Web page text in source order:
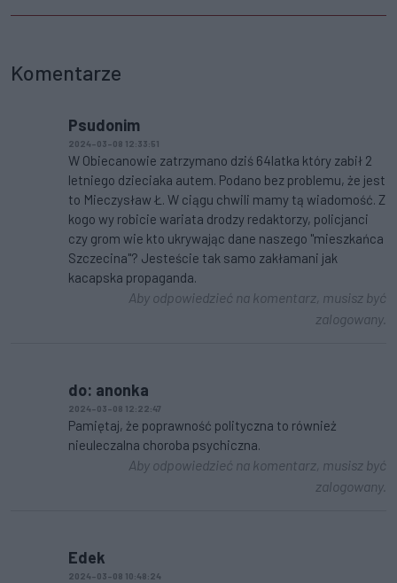
Komentarze
Psudonim
2024-03-08 12:33:51
W Obiecanowie zatrzymano dziś 64latka który zabił 2
letniego dzieciaka autem. Podano bez problemu, że jest
to Mieczysław Ł. W ciągu chwili mamy tą wiadomość. Z
kogo wy robicie wariata drodzy redaktorzy, policjanci
czy grom wie kto ukrywając dane naszego "mieszkańca
Szczecina"? Jesteście tak samo zakłamani jak
kacapska propaganda.
Aby odpowiedzieć na komentarz, musisz być
zalogowany.
do: anonka
2024-03-08 12:22:47
Pamiętaj, że poprawność polityczna to również
nieuleczalna choroba psychiczna.
Aby odpowiedzieć na komentarz, musisz być
zalogowany.
Edek
2024-03-08 10:48:24